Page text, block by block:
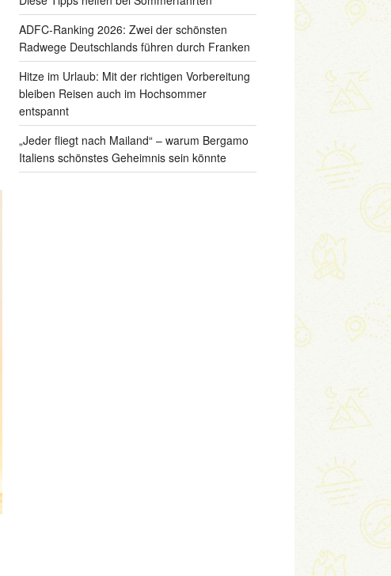
ADFC-Ranking 2026: Zwei der schönsten
Radwege Deutschlands führen durch Franken
Hitze im Urlaub: Mit der richtigen Vorbereitung
bleiben Reisen auch im Hochsommer
entspannt
„Jeder fliegt nach Mailand“ – warum Bergamo
Italiens schönstes Geheimnis sein könnte